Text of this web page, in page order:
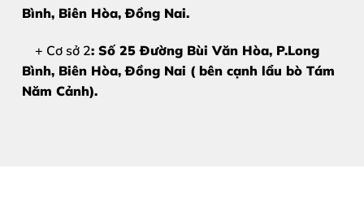
Mặt kính bị nứt vỡ nhưng
Cảm ứng của máy vẫn hoạt động bình thường, không
Lớp kính bảo vệ bị mờ đục do tuổi thọ hoặc tác động
Bình, Biên Hòa, Đồng Nai.
+ Cơ sở 2: Số 25 Đường Bùi Văn Hòa, P.Long
Bình, Biên Hòa, Đồng Nai ( bên cạnh lẩu bò Tám
Năm Cảnh).